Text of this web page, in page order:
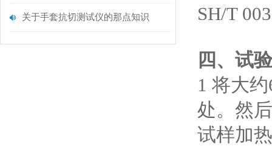
关于手套抗切测试仪的那点知识
SH/T
四、试
1 将大
处。然
试样加